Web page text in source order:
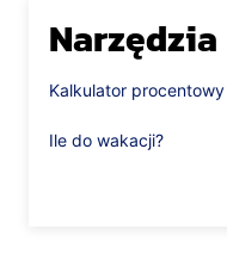
Narzędzia
Kalkulator procentowy
Ile do wakacji?